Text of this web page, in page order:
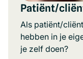
Patiënt/
Als patiënt/
hebben in je
je zelf doen?